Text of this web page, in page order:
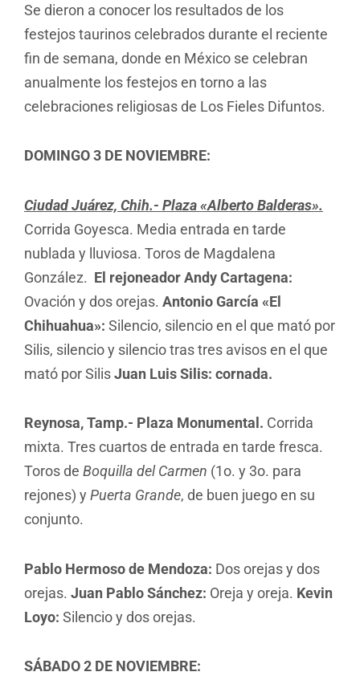
Se dieron a conocer los resultados de los
festejos taurinos celebrados durante el reciente
fin de semana, donde en México se celebran
anualmente los festejos en torno a las
celebraciones religiosas de Los Fieles Difuntos.
DOMINGO 3 DE NOVIEMBRE:
Ciudad Juárez, Chih.- Plaza «Alberto Balderas».
Corrida Goyesca. Media entrada en tarde
nublada y lluviosa. Toros de Magdalena
González. El rejoneador Andy Cartagena:
Ovación y dos orejas. Antonio García «El
Chihuahua»: Silencio, silencio en el que mató por
Silis, silencio y silencio tras tres avisos en el que
mató por SilisJuan Luis Silis: cornada.
Reynosa, Tamp.- Plaza Monumental. Corrida
mixta. Tres cuartos de entrada en tarde fresca.
Toros de Boquilla del Carmen (1o. y 3o. para
rejones) y Puerta Grande, de buen juego en su
conjunto.
Pablo Hermoso de Mendoza: Dos orejas y dos
orejas. Juan Pablo Sánchez: Oreja y oreja. Kevin
Loyo: Silencio y dos orejas.
SÁBADO 2 DE NOVIEMBRE: